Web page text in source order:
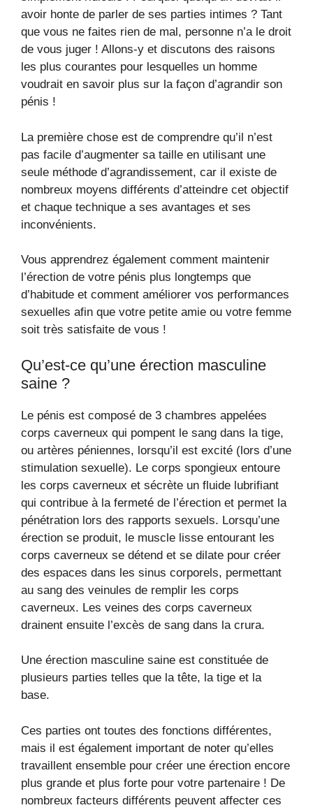
avoir honte de parler de ses parties intimes ? Tant
que vous ne faites rien de mal, personne n’a le droit
de vous juger ! Allons-y et discutons des raisons
les plus courantes pour lesquelles un homme
voudrait en savoir plus sur la façon d’agrandir son
pénis !
La première chose est de comprendre qu’il n’est
pas facile d’augmenter sa taille en utilisant une
seule méthode d’agrandissement, car il existe de
nombreux moyens différents d’atteindre cet objectif
et chaque technique a ses avantages et ses
inconvénients.
Vous apprendrez également comment maintenir
l’érection de votre pénis plus longtemps que
d’habitude et comment améliorer vos performances
sexuelles afin que votre petite amie ou votre femme
soit très satisfaite de vous !
Qu’est-ce qu’une érection masculine
saine ?
Le pénis est composé de 3 chambres appelées
corps caverneux qui pompent le sang dans la tige,
ou artères péniennes, lorsqu’il est excité (lors d’une
stimulation sexuelle). Le corps spongieux entoure
les corps caverneux et sécrète un fluide lubrifiant
qui contribue à la fermeté de l’érection et permet la
pénétration lors des rapports sexuels. Lorsqu’une
érection se produit, le muscle lisse entourant les
corps caverneux se détend et se dilate pour créer
des espaces dans les sinus corporels, permettant
au sang des veinules de remplir les corps
caverneux. Les veines des corps caverneux
drainent ensuite l’excès de sang dans la crura.
Une érection masculine saine est constituée de
plusieurs parties telles que la tête, la tige et la
base.
Ces parties ont toutes des fonctions différentes,
mais il est également important de noter qu’elles
travaillent ensemble pour créer une érection encore
plus grande et plus forte pour votre partenaire ! De
nombreux facteurs différents peuvent affecter ces